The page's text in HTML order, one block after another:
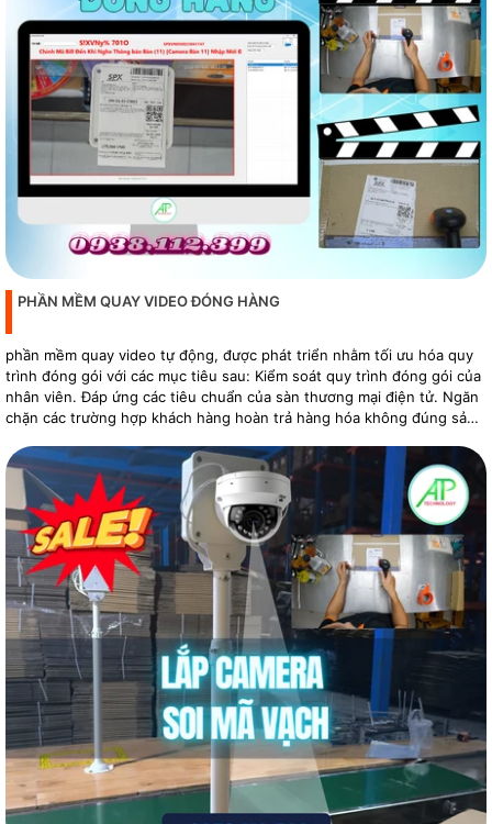
PHẦN MỀM QUAY VIDEO ĐÓNG HÀNG
phần mềm quay video tự động, được phát triển nhằm tối ưu hóa quy
trình đóng gói với các mục tiêu sau: Kiểm soát quy trình đóng gói của
nhân viên. Đáp ứng các tiêu chuẩn của sàn thương mại điện tử. Ngăn
chặn các trường hợp khách hàng hoàn trả hàng hóa không đúng sản